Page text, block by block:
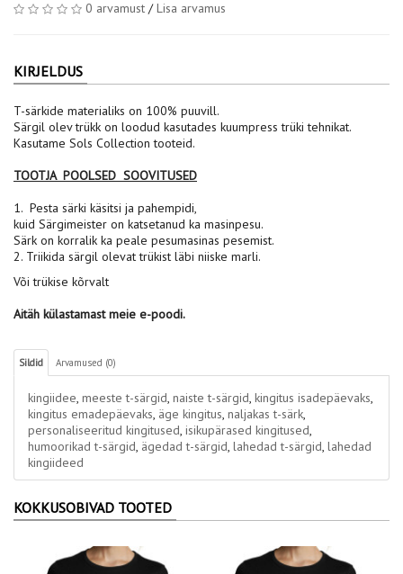
0 arvamust /Lisa arvamus
KIRJELDUS
T-särkide materialiks on 100% puuvill.
Särgil olev trükk on loodud kasutades kuumpress trüki tehnikat.
Kasutame Sols Collection tooteid.
TOOTJA POOLSED SOOVITUSED
1. Pesta särki käsitsi ja pahempidi,
kuid Särgimeister on katsetanud ka masinpesu.
Särk on korralik ka peale pesumasinas pesemist.
2. Triikida särgil olevat trükist läbi niiske marli.
Või trükise kõrvalt
Aitäh külastamast meie e-poodi.
Sildid Arvamused (0)
kingiidee, meeste t-särgid, naiste t-särgid, kingitus isadepäevaks,
kingitus emadepäevaks, äge kingitus, naljakas t-särk,
personaliseeritud kingitused, isikupärased kingitused,
humoorikad t-särgid, ägedad t-särgid, lahedad t-särgid, lahedad
kingiideed
KOKKUSOBIVAD TOOTED